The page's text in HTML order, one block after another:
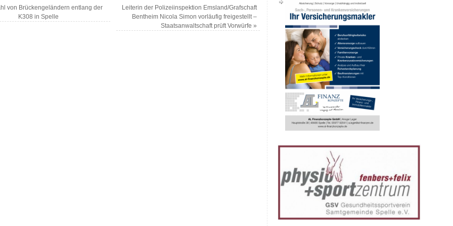
von Brückengeländern entlang der
K308 in Spelle
Leiterin der Polizeiinspektion Emsland/Grafschaft
Bentheim Nicola Simon vorläufig freigestellt –
Staatsanwaltschaft prüft Vorwürfe»